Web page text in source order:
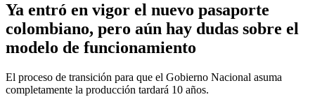
Ya entró en vigor el nuevo pasaporte
colombiano, pero aún hay dudas sobre el
modelo de funcionamiento
El proceso de transición para que el Gobierno Nacional asuma
completamente la producción tardará 10 años.